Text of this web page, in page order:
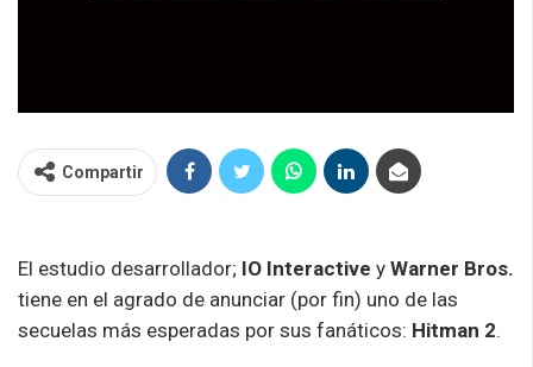
Compartir
El estudio desarrollador; IO Interactive y Warner Bros.
tiene en el agrado de anunciar (por fin) uno de las
secuelas más esperadas por sus fanáticos: Hitman 2.